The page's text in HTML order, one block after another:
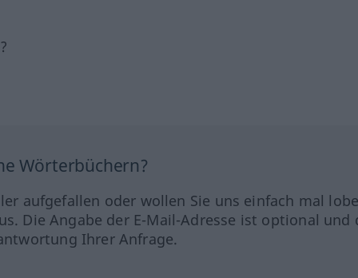
Wörterbüchern?
aufgefallen oder wollen Sie uns einfach mal
Die Angabe der E-Mail-Adresse ist optional und
Ihrer Anfrage.